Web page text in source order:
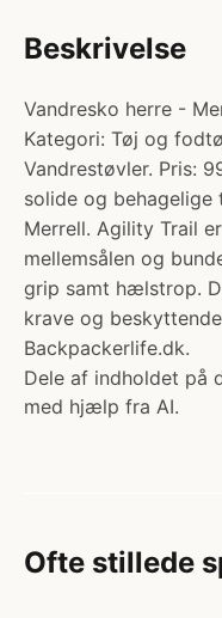
Beskrivelse
Vandresko herre -
Kategori: Tøj og
Vandrestøvler. Pris:
solide og
Merrell. Agility Trail
mellemsålen og
grip samt hælstrop.
krave og
Backpackerlife.dk.
Dele af indholdet på
med hjælp fra AI.
Ofte stillede